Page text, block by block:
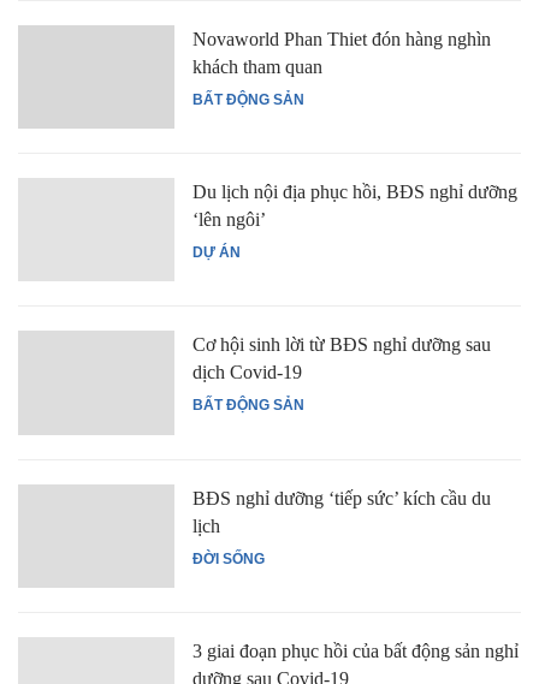
BẤT ĐỘNG SẢN
Novaworld Phan Thiet đón hàng nghìn
khách tham quan
DỰ ÁN
Du lịch nội địa phục hồi, BĐS nghỉ dưỡng
‘lên ngôi’
BẤT ĐỘNG SẢN
Cơ hội sinh lời từ BĐS nghỉ dưỡng sau
dịch Covid-19
ĐỜI SỐNG
BĐS nghỉ dưỡng ‘tiếp sức’ kích cầu du
lịch
3 giai đoạn phục hồi của bất động sản nghỉ
dưỡng sau Covid-19